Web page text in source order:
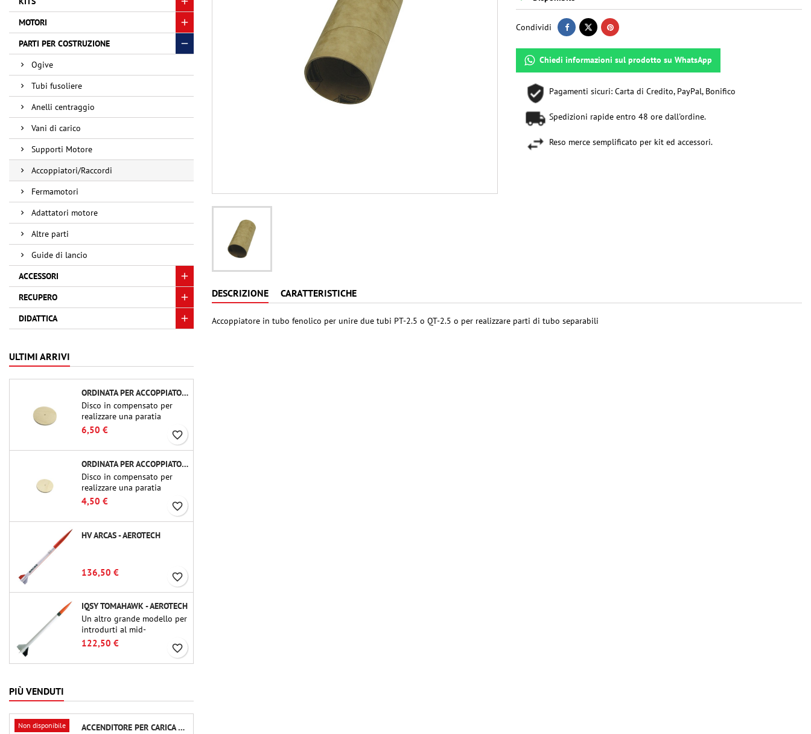
MOTORI
PARTI PER COSTRUZIONE
Ogive
Tubi fusoliere
Anelli centraggio
Vani di carico
Supporti Motore
Accoppiatori/Raccordi
Fermamotori
Adattatori motore
Altre parti
Guide di lancio
ACCESSORI
RECUPERO
DIDATTICA
ULTIMI ARRIVI
ORDINATA PER ACCOPPIATORE CBP-3.0 - PUBLIC MISSILES LTD.
Disco in compensato per
realizzare una paratia
(ordinata) in accoppiatori
per tubi Public Missiles Ltd.
da 54 mm (PT-2.1 o QT-2.1)
6,50 € favorite_border
ORDINATA PER ACCOPPIATORE CBP-2.1 - PUBLIC MISSILES LTD.
Disco in compensato per
realizzare una paratia
(ordinata) in accoppiatori
per tubi Public Missiles Ltd.
da 54 mm (PT-2.1 o QT-2.1)
4,50 € favorite_border
HV ARCAS - AEROTECH
136,50 € favorite_border
IQSY TOMAHAWK - AEROTECH
Un altro grande modello per
introdurti al mid-
power.Riproduzione in scala
di un famoso razzo-sonda,
dalle dimensioni contenute
122,50 € favorite_border
PIÙ VENDUTI
Non disponibile
ACCENDITORE PER CARICA DI ESPULSIONE (CHIP-TYPE)
Condividi
Chiedi informazioni sul prodotto su WhatsApp
Pagamenti sicuri: Carta di Credito, PayPal, Bonifico
Spedizioni rapide entro 48 ore dall'ordine.
Reso merce semplificato per kit ed accessori.
DESCRIZIONE CARATTERISTICHE
Accoppiatore in tubo fenolico per unire due tubi PT-2.5 o QT-2.5 o per realizzare parti di tubo separabili